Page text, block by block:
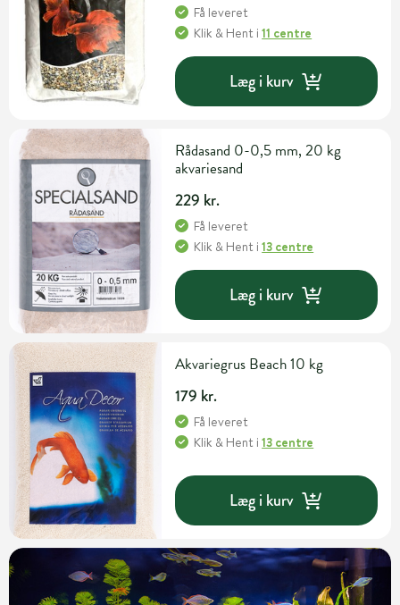
Få leveret
Klik & Hent i11 centre
Læg i kurv
Rådasand 0-0,5 mm, 20 kg
akvariesand
229 kr.
Få leveret
Klik & Hent i13 centre
Læg i kurv
Akvariegrus Beach 10 kg
179 kr.
Få leveret
Klik & Hent i13 centre
Læg i kurv